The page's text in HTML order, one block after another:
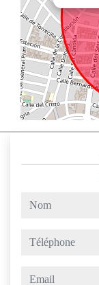
nom
téléphone
email